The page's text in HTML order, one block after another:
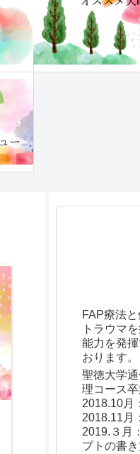
FAP療法
トラウマ
能力を発
おります。
聖徳大学
理コース卒
2018.10月
2018.11月
2019.３月
プトの書